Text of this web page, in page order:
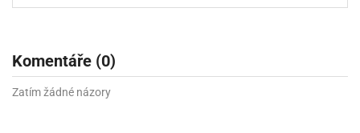
Komentáře (0)
Zatím žádné názory